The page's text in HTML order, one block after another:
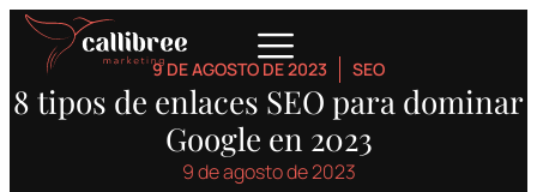
9 DE AGOSTO DE 2023 SEO
8 tipos de enlaces SEO para dominar
Google en 2023
9 de agosto de 2023